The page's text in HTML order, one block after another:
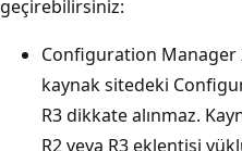
geçirebilirsiniz:
Configuration Manager
kaynak sitedeki
R3 dikkate alınmaz.
R2 veya R3 eklentisi